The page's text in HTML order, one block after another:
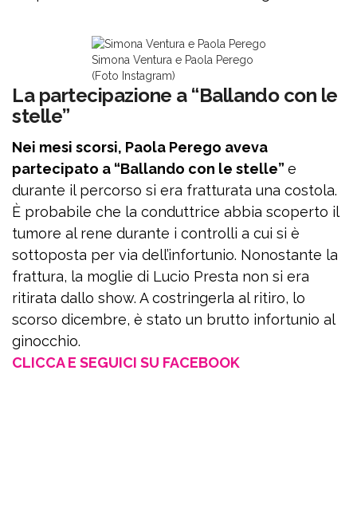
Simona Ventura e Paola Perego
(Foto Instagram)
La partecipazione a “Ballando con le
stelle”
Nei mesi scorsi, Paola Perego aveva
partecipato a “Ballando con le stelle” e
durante il percorso si era fratturata una costola.
È probabile che la conduttrice abbia scoperto il
tumore al rene durante i controlli a cui si è
sottoposta per via dell’infortunio. Nonostante la
frattura, la moglie di Lucio Presta non si era
ritirata dallo show. A costringerla al ritiro, lo
scorso dicembre, è stato un brutto infortunio al
ginocchio.
CLICCA E SEGUICI SU FACEBOOK